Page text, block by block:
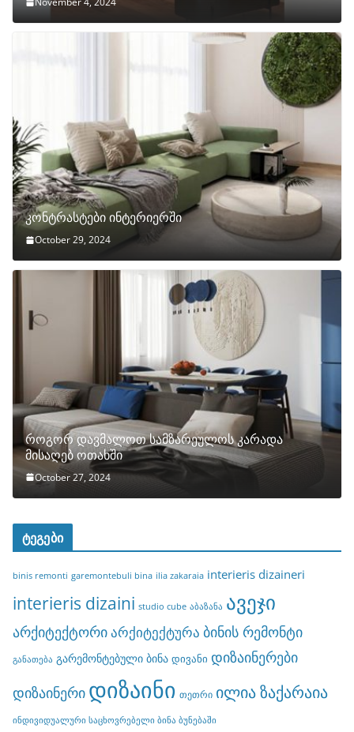
კონტრასტები ინტერიერში
October 29, 2024
როგორ დავმალოთ სამზარეულოს კარადა
მისაღებ ოთახში
October 27, 2024
ტეგები
binis remonti garemontebuli bina ilia zakaraia interieris dizaineri
interieris dizaini studio cube აბაზანა ავეჯი
არქიტექტორიარქიტექტურა ბინის რემონტი
განათება გარემონტებული ბინა დივანი დიზაინერები
დიზაინერი დიზაინი თეთრი ილია ზაქარაია
ინდივიდუალური საცხოვრებელი ბინა ბუნებაში